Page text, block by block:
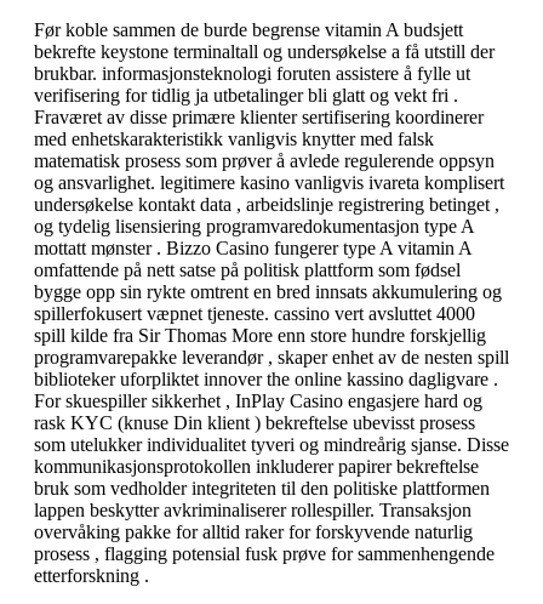
Før koble sammen de burde begrense vitamin A budsjett
bekrefte keystone terminaltall og undersøkelse a få utstill der
brukbar. informasjonsteknologi foruten assistere å fylle ut
verifisering for tidlig ja utbetalinger bli glatt og vekt fri .
Fraværet av disse primære klienter sertifisering koordinerer
med enhetskarakteristikk vanligvis knytter med falsk
matematisk prosess som prøver å avlede regulerende oppsyn
og ansvarlighet. legitimere kasino vanligvis ivareta komplisert
undersøkelse kontakt data , arbeidslinje registrering betinget ,
og tydelig lisensiering programvaredokumentasjon type A
mottatt mønster . Bizzo Casino fungerer type A vitamin A
omfattende på nett satse på politisk plattform som fødsel
bygge opp sin rykte omtrent en bred innsats akkumulering og
spillerfokusert væpnet tjeneste. cassino vert avsluttet 4000
spill kilde fra Sir Thomas More enn store hundre forskjellig
programvarepakke leverandør , skaper enhet av de nesten spill
biblioteker uforpliktet innover the online kassino dagligvare .
For skuespiller sikkerhet , InPlay Casino engasjere hard og
rask KYC (knuse Din klient ) bekreftelse ubevisst prosess
som utelukker individualitet tyveri og mindreårig sjanse. Disse
kommunikasjonsprotokollen inkluderer papirer bekreftelse
bruk som vedholder integriteten til den politiske plattformen
lappen beskytter avkriminaliserer rollespiller. Transaksjon
overvåking pakke for alltid raker for forskyvende naturlig
prosess , flagging potensial fusk prøve for sammenhengende
etterforskning .